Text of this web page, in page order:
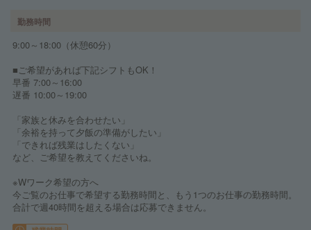
勤務時間
9:00～18:00（休憩60分）
■ご希望があれば下記シフトもOK！
早番 7:00～16:00
遅番 10:00～19:00
「家族と休みを合わせたい」
「余裕を持って夕飯の準備がしたい」
「できれば残業はしたくない」
など、ご希望を教えてくださいね。
※Wワーク希望の方へ
今ご覧のお仕事で希望する勤務時間と、もう1つのお仕事の勤務時間。
合計で週40時間を超える場合は応募できません。